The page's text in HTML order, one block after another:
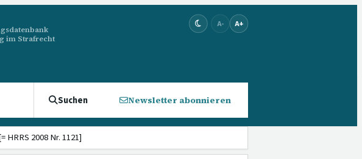
im Strafrecht
A- A+
Suchen Newsletter abonnieren
HRRS 2008 Nr. 1121]